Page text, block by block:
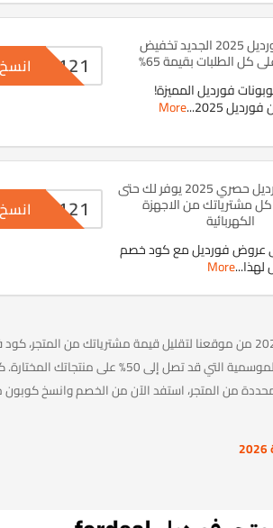
كوبون فورديل 2025 الجديد تخفيض
الطلبات بقيمة 65%
فورديل المميزة!
2025
...
More
ACX121
كود خصم فورديل حصري 2025 يوفر لك حتى
كل مشترياتك من الاجهزة
الكهربائية
عروض فورديل مع كود خصم
لهذا...
More
ADZ121
لا تفوت فرصة الحصول على كود خصم فورديل 2026 من موقعنا لتقليل قيمة مشترياتك
يصل إلى 15% ويمكن دمج الكوبون مع العروض الموسمية التي قد تصل إلى 50%
من المتجر، استفد الآن من الخصم وانسخ